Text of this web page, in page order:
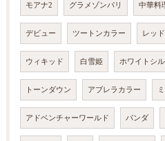
モアナ2 グラメゾンパリ 中華料
デビュー ツートンカラー レッド
ウィキッド 白雪姫 ホワイトシ
トーンダウン アブレラカラー
アドベンチャーワールド パンダ